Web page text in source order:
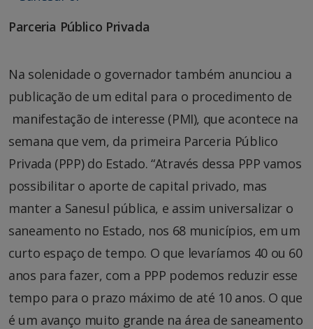
Parceria Público Privada
Na solenidade o governador também anunciou a
publicação de um edital para o procedimento de
manifestação de interesse (PMI), que acontece na
semana que vem, da primeira Parceria Público
Privada (PPP) do Estado. “Através dessa PPP vamos
possibilitar o aporte de capital privado, mas
manter a Sanesul pública, e assim universalizar o
saneamento no Estado, nos 68 municípios, em um
curto espaço de tempo. O que levaríamos 40 ou 60
anos para fazer, com a PPP podemos reduzir esse
tempo para o prazo máximo de até 10 anos. O que
é um avanço muito grande na área de saneamento